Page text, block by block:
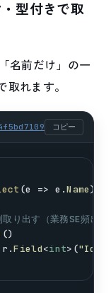
型付きで取
名前だけ」の一
取れます。
コピー
(e => e .Name).
出す（業務SE頻出）
()
r .Field<int>("Id"